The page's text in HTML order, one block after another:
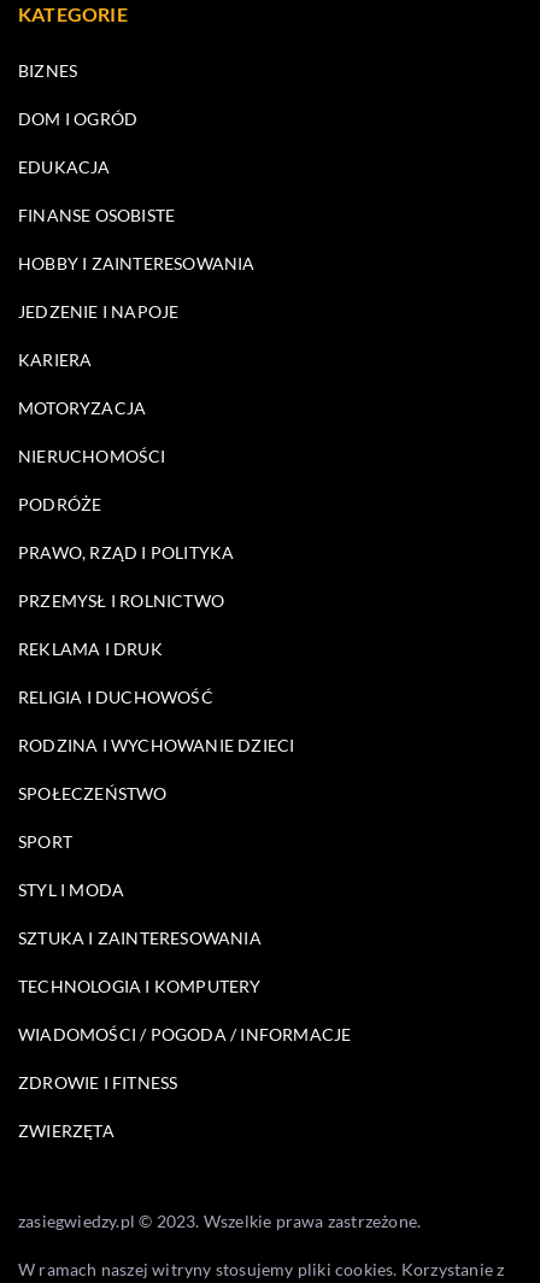
KATEGORIE
BIZNES
DOM I OGRÓD
EDUKACJA
FINANSE OSOBISTE
HOBBY I ZAINTERESOWANIA
JEDZENIE I NAPOJE
KARIERA
MOTORYZACJA
NIERUCHOMOŚCI
PODRÓŻE
PRAWO, RZĄD I POLITYKA
PRZEMYSŁ I ROLNICTWO
REKLAMA I DRUK
RELIGIA I DUCHOWOŚĆ
RODZINA I WYCHOWANIE DZIECI
SPOŁECZEŃSTWO
SPORT
STYL I MODA
SZTUKA I ZAINTERESOWANIA
TECHNOLOGIA I KOMPUTERY
WIADOMOŚCI / POGODA / INFORMACJE
ZDROWIE I FITNESS
ZWIERZĘTA
zasiegwiedzy.pl © 2023. Wszelkie prawa zastrzeżone.
W ramach naszej witryny stosujemy pliki cookies. Korzystanie z